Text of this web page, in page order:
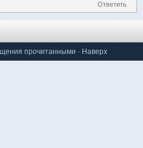
Ответить
прочитанными · Наверх